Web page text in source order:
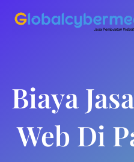
Biaya
Web Di